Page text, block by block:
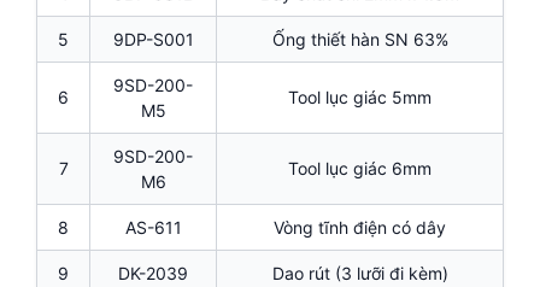
5 9DP-S001 Ống thiết hàn SN 63%
6
9SD-200-
M5
Tool lục giác 5mm
7
9SD-200-
M6
Tool lục giác 6mm
8 AS-611 Vòng tĩnh điện có dây
9 DK-2039 Dao rút (3 lưỡi đi kèm)